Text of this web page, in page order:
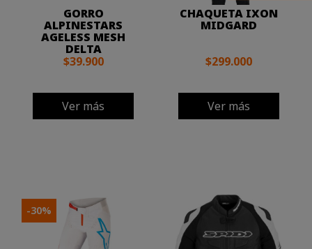
GORRO
ALPINESTARS
AGELESS MESH
DELTA
$39.900
Ver más
CHAQUETA IXON
MIDGARD
$299.000
Ver más
-30%